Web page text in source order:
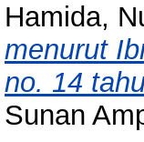
Hamida,
menurut
no. 14
Sunan